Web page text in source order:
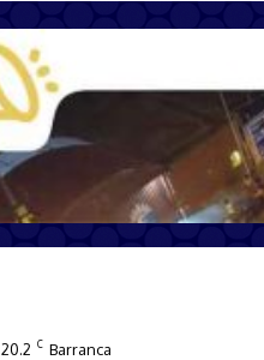
20.2 C Barranca